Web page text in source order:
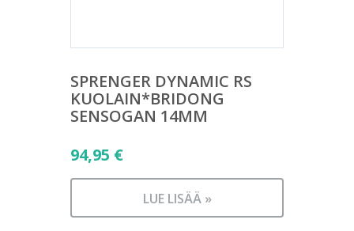
SPRENGER DYNAMIC RS
KUOLAIN*BRIDONG
SENSOGAN 14MM
94,95 €
LUE LISÄÄ »